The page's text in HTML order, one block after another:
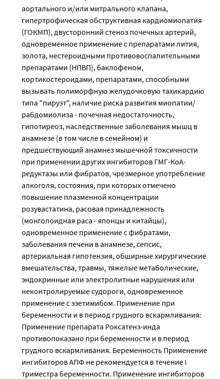
аортального и/или митрального клапана,
гипертрофическая обструктивная кардиомиопатия
(ГОКМП), двусторонний стеноз почечных артерий,
одновременное применение с препаратами лития,
золота, нестероидными противовоспалительными
препаратами (НПВП), баклофеном,
кортикостероидами, препаратами, способными
вызывать полиморфную желудочковую тахикардию
типа "пируэт", наличие риска развития миопатии/
рабдомиолиза - почечная недостаточность,
гипотиреоз, наследственные заболевания мышц в
анамнезе (в том числе в семейном) и
предшествующий анамнез мышечной токсичности
при применении других ингибиторов ГМГ-КоА-
редуктазы или фибратов, чрезмерное употребление
алкоголя, состояния, при которых отмечено
повышение плазменной концентрации
розувастатина, расовая принадлежность
(монголоидная раса - японцы и китайцы),
одновременное применение с фибратами,
заболевания печени в анамнезе, сепсис,
артериальная гипотензия, обширные хирургические
вмешательства, травмы, тяжелые метаболические,
эндокринные или электролитные нарушения или
неконтролируемые судороги, одновременное
применение с эзетимибом. Применение при
беременности и в период грудного вскармливания:
Применение препарата Роксатенз-инда
противопоказано при беременности и в период
грудного вскармливания. Беременность Применение
ингибиторов АПФ не рекомендуется в течение I
триместра беременности. Применение ингибиторов